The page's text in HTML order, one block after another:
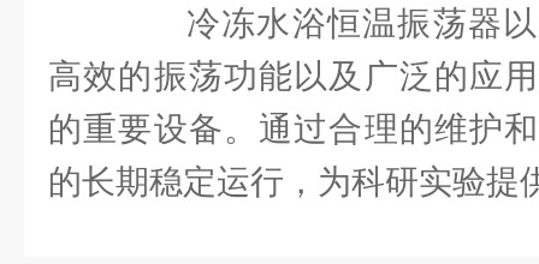
冷冻水浴恒温振荡器以
高效的振荡功能以及广泛的应
的重要设备。通过合理的维护
的长期稳定运行，为科研实验提